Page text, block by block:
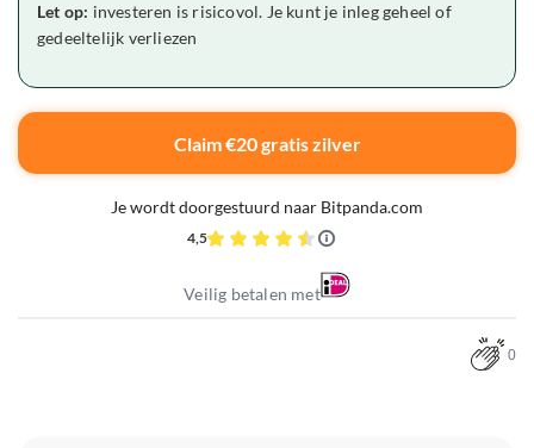
Let op: investeren is risicovol. Je kunt je inleg geheel of
gedeeltelijk verliezen
Claim €20 gratis zilver
Je wordt doorgestuurd naar Bitpanda.com
4,5
Veilig betalen met
0